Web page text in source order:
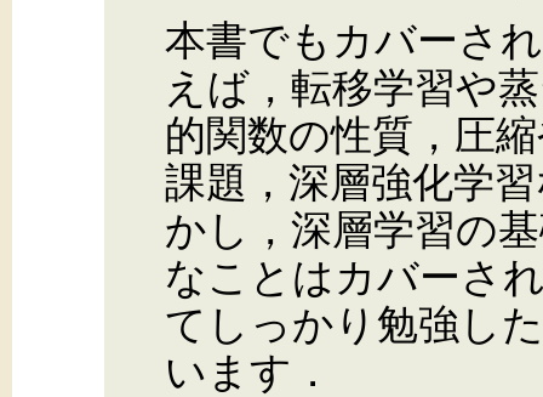
本書でもカバーさ
えば，転移学習や
的関数の性質，圧
課題，深層強化学
かし，深層学習の
なことはカバーさ
てしっかり勉強し
います．